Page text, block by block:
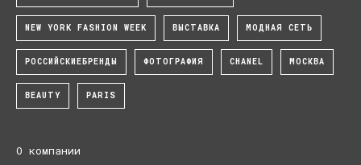
NEW YORK FASHION WEEK ВЫСТАВКА МОДНАЯ СЕТЬ
РОССИЙСКИЕБРЕНДЫ ФОТОГРАФИЯ CHANEL МОСКВА
BEAUTY PARIS
О компании